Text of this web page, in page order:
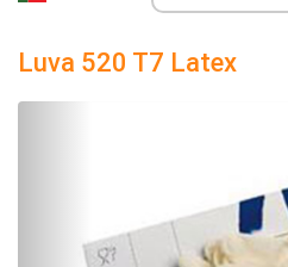
Luva 520 T7 Latex